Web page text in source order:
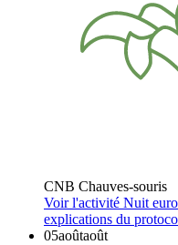
CNB Chauves-souris
Voir l'activité Nuit
explications du
05aoûtaoût